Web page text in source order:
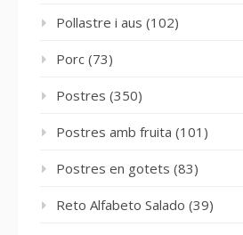
Pollastre i aus (102)
Porc (73)
Postres (350)
Postres amb fruita (101)
Postres en gotets (83)
Reto Alfabeto Salado (39)